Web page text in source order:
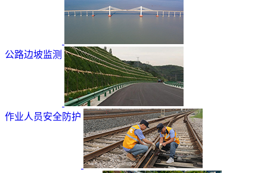
公路边坡监测
作业人员安全防护